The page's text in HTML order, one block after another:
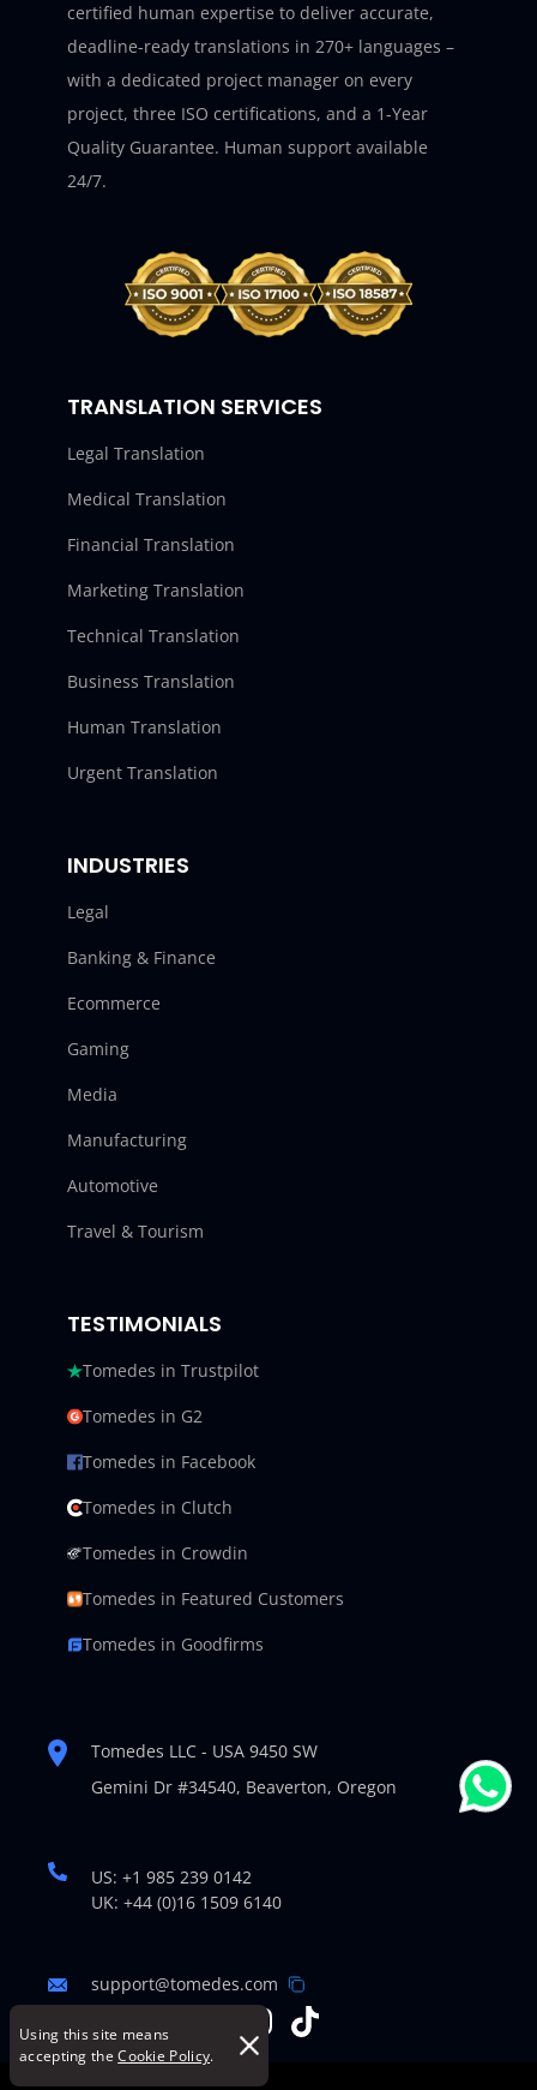
Using this site means
accepting the Cookie Policy.
certified human expertise to deliver accurate,
deadline-ready translations in 270+ languages –
with a dedicated project manager on every
project, three ISO certifications, and a 1-Year
Quality Guarantee. Human support available
24/7.
TRANSLATION SERVICES
Legal Translation
Medical Translation
Financial Translation
Marketing Translation
Technical Translation
Business Translation
Human Translation
Urgent Translation
INDUSTRIES
Legal
Banking & Finance
Ecommerce
Gaming
Media
Manufacturing
Automotive
Travel & Tourism
TESTIMONIALS
Tomedes in Trustpilot
Tomedes in G2
Tomedes in Facebook
Tomedes in Clutch
Tomedes in Crowdin
Tomedes in Featured Customers
Tomedes in Goodfirms
Tomedes LLC - USA 9450 SW
Gemini Dr #34540, Beaverton, Oregon
US: +1 985 239 0142
UK: +44 (0)16 1509 6140
support@tomedes.com